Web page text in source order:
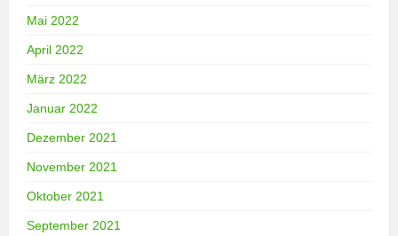
Mai 2022
April 2022
März 2022
Januar 2022
Dezember 2021
November 2021
Oktober 2021
September 2021